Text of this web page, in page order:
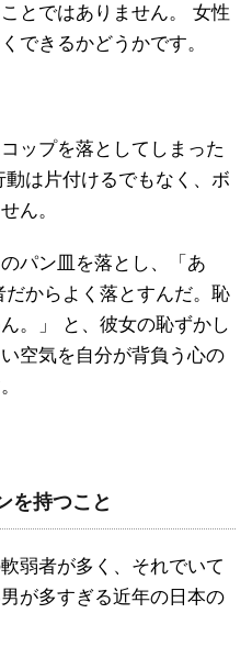
とではありません。 女性
できるかどうかです。
ップを落としてしまった
は片付けるでもなく、ボ
ん。
パン皿を落とし、「あ
からよく落とすんだ。恥
。」 と、彼女の恥ずかし
空気を自分が背負う心の
を持つこと
弱者が多く、それでいて
が多すぎる近年の日本の